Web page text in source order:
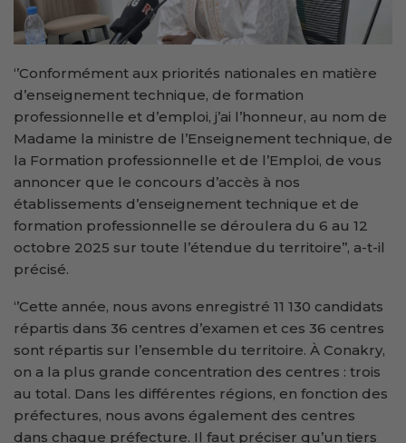
‘’Conformément aux priorités nationales en matière
d’enseignement technique, de formation
professionnelle et d’emploi, j’ai l’honneur, au nom de
Madame la ministre de l’Enseignement technique, de
la Formation professionnelle et de l’Emploi, de vous
annoncer que le concours d’accès à nos
établissements d’enseignement technique et de
formation professionnelle se déroulera du 6 au 12
octobre 2025 sur toute l’étendue du territoire’’, a-t-il
précisé.
‘’Cette année, nous avons enregistré 11 130 candidats
répartis dans 36 centres d’examen et ces 36 centres
sont répartis sur l’ensemble du territoire. À Conakry,
on a la plus grande concentration des centres : trois
au total. Dans les différentes régions, en fonction des
préfectures, nous avons également des centres
dans chaque préfecture. Il faut préciser qu’un tiers